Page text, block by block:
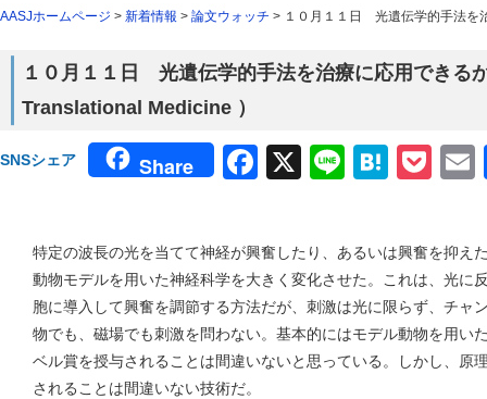
AASJホームページ > 新着情報 > 論文ウォッチ > １０月１１日 光遺伝学的手法を
１０月１１日 光遺伝学的手法を治療に応用できる
Translational Medicine ）
SNSシェア Share Facebook
X Line
特定の波長の光を当てて神経が興奮したり、あるいは興奮を抑え
動物モデルを用いた神経科学を大きく変化させた。これは、光に
胞に導入して興奮を調節する方法だが、刺激は光に限らず、チャ
物でも、磁場でも刺激を問わない。基本的にはモデル動物を用い
ベル賞を授与されることは間違いないと思っている。しかし、原
されることは間違いない技術だ。